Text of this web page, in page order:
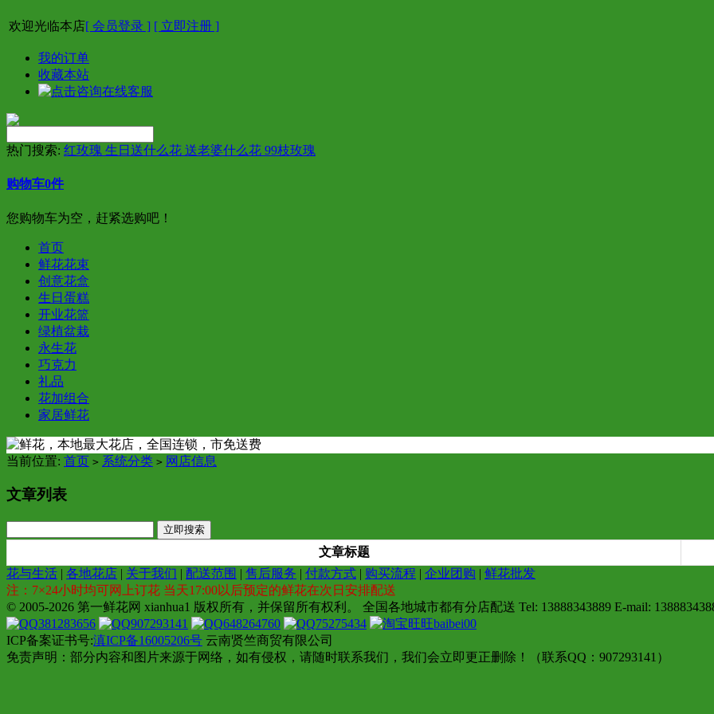
欢迎光临本店[ 会员登录 ] [ 立即注册 ]
我的订单
收藏本站
热门搜索: 红玫瑰 生日送什么花 送老婆什么花 99枝玫瑰
购物车0件
您购物车为空，赶紧选购吧！
首页
鲜花花束
创意花盒
生日蛋糕
开业花篮
绿植盆栽
永生花
巧克力
礼品
花加组合
家居鲜花
当前位置: 首页 > 系统分类 > 网店信息
文章列表
文章标题
花与生活 | 各地花店 | 关于我们 | 配送范围 | 售后服务 | 付款方式 | 购买流程 | 企业团购 | 鲜花批发
注：7×24小时均可网上订花 当天17:00以后预定的鲜花在次日安排配送
© 2005-2026 第一鲜花网 xianhua1 版权所有，并保留所有权利。 全国各地城市都有分店配送 Tel: 13888343889 E-mail:
381283656
907293141 648264760 75275434
baibei00
ICP备案证书号:滇ICP备16005206号 云南贤竺商贸有限公司
免责声明：部分内容和图片来源于网络，如有侵权，请随时联系我们，我们会立即更正删除！（联系QQ：907293141）